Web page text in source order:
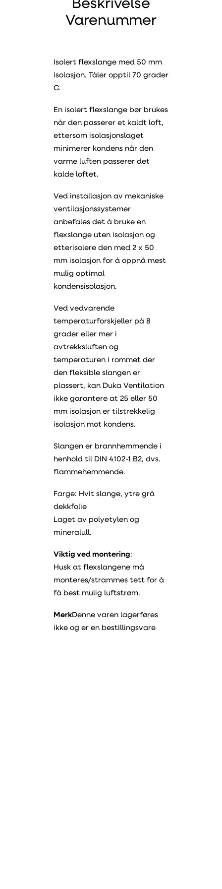
Beskrivelse
Varenummer
Isolert flexslange med 50 mm
isolasjon. Tåler opptil 70 grader
C.
En isolert flexslange bør brukes
når den passerer et kaldt loft,
ettersom isolasjonslaget
minimerer kondens når den
varme luften passerer det
kalde loftet.
Ved installasjon av mekaniske
ventilasjonssystemer
anbefales det å bruke en
flexslange uten isolasjon og
etterisolere den med 2 x 50
mm isolasjon for å oppnå mest
mulig optimal
kondensisolasjon.
Ved vedvarende
temperaturforskjeller på 8
grader eller mer i
avtrekksluften og
temperaturen i rommet der
den fleksible slangen er
plassert, kan Duka Ventilation
ikke garantere at 25 eller 50
mm isolasjon er tilstrekkelig
isolasjon mot kondens.
Slangen er brannhemmende i
henhold til DIN 4102-1 B2, dvs.
flammehemmende.
Farge: Hvit slange, ytre grå
dekkfolie
Laget av polyetylen og
mineralull.
Viktig ved montering:
Husk at flexslangene må
monteres/strammes tett for å
få best mulig luftstrøm.
MerkDenne varen lagerføres
ikke og er en bestillingsvare